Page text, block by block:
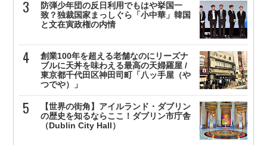
防弾少年団の反日利用でもはや挙国一
致？独裁国家まっしぐら「小中華」韓国
と文在寅政権の内情
創業100年を超える老舗なのにリーズナ
ブルに天丼を味わえる最高の天婦羅屋 /
東京都千代田区神田司町「八ッ手屋（や
つでや）」
【世界の街角】アイルランド・ダブリン
の歴史を知るならここ！ダブリン市庁舎
（Dublin City Hall）